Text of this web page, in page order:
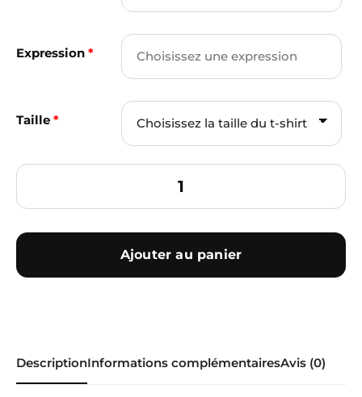
Expression *
Taille *
Ajouter au panier
DescriptionInformations complémentairesAvis (0)